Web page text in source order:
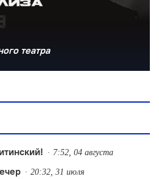
театра
7:52, 04 августа
20:32, 31 июля